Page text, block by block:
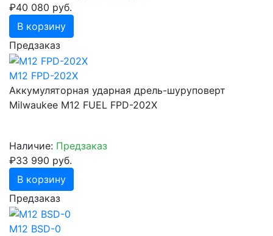
₽40 080 руб.
В корзину
Предзаказ
M12 FPD-202X
Аккумуляторная ударная дрель-шуруповерт
Milwaukee M12 FUEL FPD-202X
Наличие: Предзаказ
₽33 990 руб.
В корзину
Предзаказ
M12 BSD-0